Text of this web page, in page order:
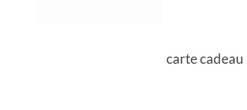
carte cadeau